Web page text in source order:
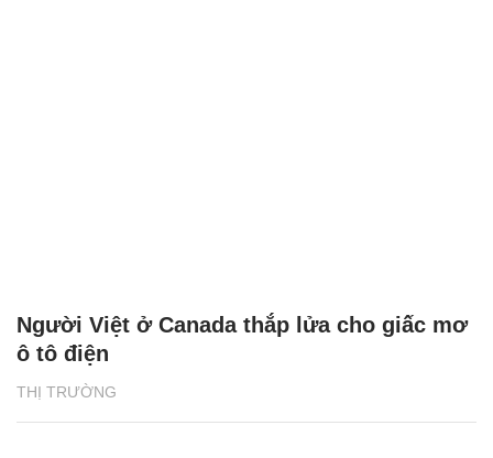
THỊ TRƯỜNG
Người Việt ở Canada thắp lửa cho giấc mơ
ô tô điện